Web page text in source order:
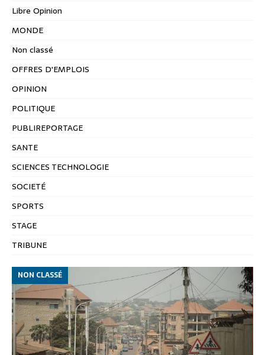
Libre Opinion
MONDE
Non classé
OFFRES D'EMPLOIS
OPINION
POLITIQUE
PUBLIREPORTAGE
SANTE
SCIENCES TECHNOLOGIE
SOCIETÉ
SPORTS
STAGE
TRIBUNE
NON CLASSÉ